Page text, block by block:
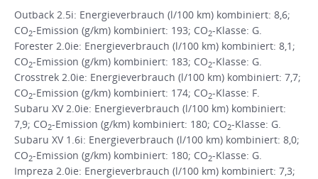
Outback 2.5i: Energieverbrauch (l/100 km) kombiniert: 8,6;
CO2-Emission (g/km) kombiniert: 193; CO2-Klasse: G.
Forester 2.0ie: Energieverbrauch (l/100 km) kombiniert: 8,1;
CO2-Emission (g/km) kombiniert: 183; CO2-Klasse: G.
Crosstrek 2.0ie: Energieverbrauch (l/100 km) kombiniert: 7,7;
CO2-Emission (g/km) kombiniert: 174; CO2-Klasse: F.
Subaru XV 2.0ie: Energieverbrauch (l/100 km) kombiniert:
7,9; CO2-Emission (g/km) kombiniert: 180; CO2-Klasse: G.
Subaru XV 1.6i: Energieverbrauch (l/100 km) kombiniert: 8,0;
CO2-Emission (g/km) kombiniert: 180; CO2-Klasse: G.
Impreza 2.0ie: Energieverbrauch (l/100 km) kombiniert: 7,3;